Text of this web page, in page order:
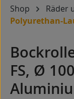
Shop
Räder
Polyurethan-
FS, Ø